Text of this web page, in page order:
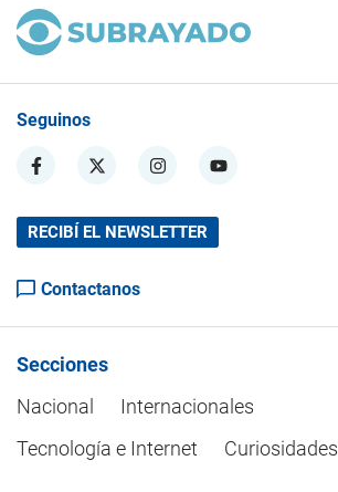
Seguinos
RECIBÍ EL NEWSLETTER
Contactanos
Secciones
Nacional
Internacionales
Tecnología e Internet
Curiosidades